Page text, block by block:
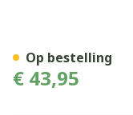
€ 43,95
Op bestelling